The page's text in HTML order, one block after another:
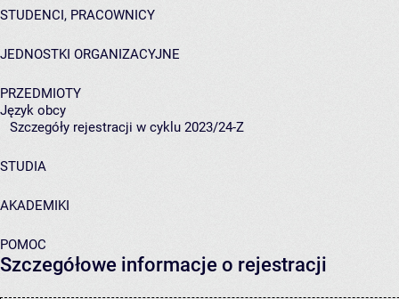
STUDENCI, PRACOWNICY
JEDNOSTKI ORGANIZACYJNE
PRZEDMIOTY
Język obcy
Szczegóły rejestracji w cyklu 2023/24-Z
STUDIA
AKADEMIKI
POMOC
Szczegółowe informacje o rejestracji